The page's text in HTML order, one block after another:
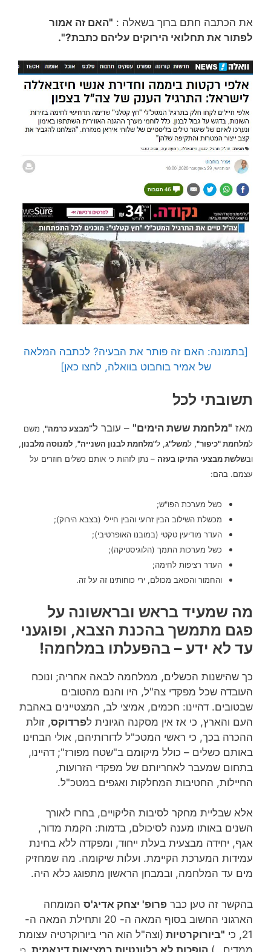
את הכתבה חתם ברוך בשאלה : "האם זה אמור
לפתור את תחלואי הירוקים עליהם כתבת?".
[בתמונה: האם זה פותר את הבעיה? לכתבה המלאה
של אמיר בוחבוט בוואלה, לחצו כאן]
תשובתי לכל
מאז "מלחמת ששת הימים" – עובר ל"מבצע כרמה", משם
למלחמת "כיפור", למשל"ג, ל"מלחמת לבנון השנייה", למנוסה מלבנון,
ובשלשת מבצעי התיקו בעזה – נתן לזהות כי אותם כשלים חוזרים על
עצמם. בהם:
כשל מערכת הפו"ש;
מכשלת השילוב הבין זרועי והבין חיילי (בצבא הירוק);
העדר מודיעין טקטי (במובנו האופרטיבי);
כשל מערכות התמך (הלוגיסטיקה);
העדר רציפות לחימה;
והחמור והכואב מכולם, ירי כוחותינו זה על זה.
מה שמעיד בראש ובראשונה על
פגם מתמשך בהכנת הצבא, ופוגעני
עד לא ידע – בהפעלתו במלחמה!
כך שהישנות הכשלים, ממלחמה לבאה אחריה; ונוכח
העובדה שכל מפקדי צה"ל, היו והנם מהטובים
שבטובים. דהיינו: חכמים, אמיצי לב, המצטיינים באהבת
העם והארץ, כי אז אין מסקנה הגיונית לפרדוקס, זולת
ההכרה בכך, כי ראשי המטכ"ל לדורותיהם, אולי הבחינו
באותם כשלים – כולל מיקומם ב"שטח מפורז"; דהיינו,
בתחום שמעבר לאחריותם של מפקדי הזרועות,
החיילות, החטיבות המחלקות ואגפים במטכ"ל.
אלא שבליית מחקר לסיבות הליקויים, בחרו לאורך
השנים באותו מענה לסיכולם, בדמות: הקמת מדור,
אגף, יחידה מבצעית בעלת ייחוד, ומפקדה ללא בחינת
עמידות המערכת הקיימת. ועלות שיקומה. מה שמחזיק
מים עד המלחמה, ובמבחן הראשון מתפוגג כלא היה.
בהקשר זה טען כבר פרופ' יצחק אדיג'ס המומחה
הארגוני החשוב בסוף המאה ה- 20 ותחילת המאה ה-
21, כי
"ביורוקרטיות (וצה"ל הוא הרי ביורוקרטיה עצומת
ממדים…) הופכות לא רלוונטיות במציאות דינאמית, כי